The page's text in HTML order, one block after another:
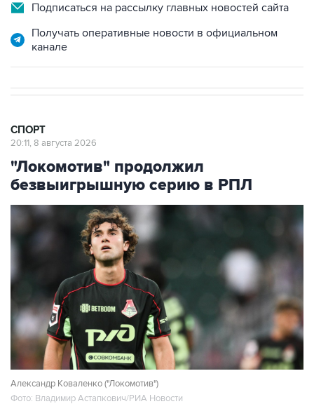
Подписаться на рассылку главных новостей сайта
Получать оперативные новости в официальном
канале
СПОРТ
20:11, 8 августа 2026
"Локомотив" продолжил
безвыигрышную серию в РПЛ
Александр Коваленко ("Локомотив")
Фото: Владимир Астапкович/РИА Новости